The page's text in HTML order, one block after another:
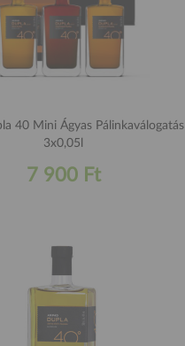
40 Mini Ágyas Pálinkaválogatás
3x0,05l
7 900 Ft